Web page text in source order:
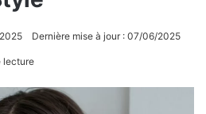
Dernière mise à jour : 07/06/2025
lecture